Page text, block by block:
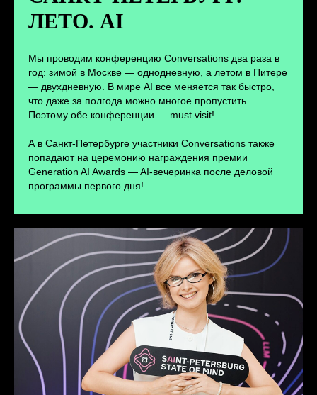
ЛЕТО. AI
Мы проводим конференцию Conversations два раза в
год: зимой в Москве — однодневную, а летом в Питере
— двухдневную. В мире AI все меняется так быстро,
что даже за полгода можно многое пропустить.
Поэтому обе конференции — must visit!
А в Санкт-Петербурге участники Conversations также
попадают на церемонию награждения премии
Generation AI Awards — AI-вечеринка после деловой
программы первого дня!